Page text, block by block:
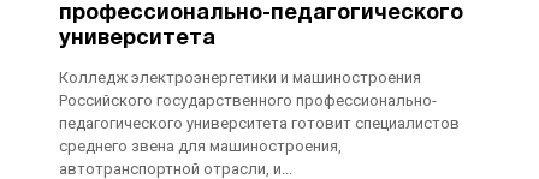
профессионально-педагогического
университета
Колледж электроэнергетики и машиностроения
Российского государственного профессионально-
педагогического университета готовит специалистов
среднего звена для машиностроения,
автотранспортной отрасли, и...